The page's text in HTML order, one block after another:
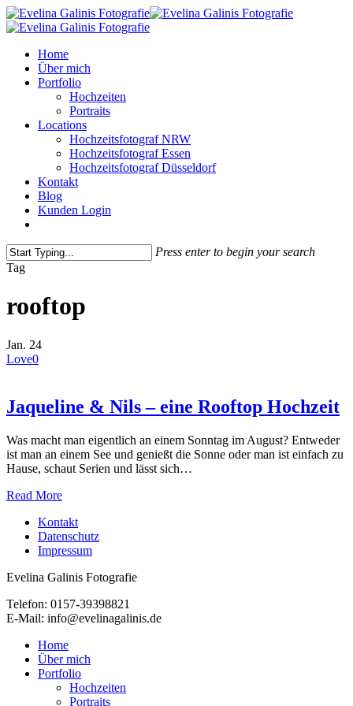
Skip
to
content
Menu
Home
Über mich
Portfolio
Hochzeiten
Portraits
Locations
Hochzeitsfotograf NRW
Hochzeitsfotograf Essen
Hochzeitsfotograf Düsseldorf
Kontakt
Blog
Kunden Login
Press enter to begin your search
Close
Tag
rooftop
Jan. 24
Love0
Jaqueline & Nils – eine Rooftop Hochzeit
Was macht man eigentlich an einem Sonntag im August? Entweder
ist man an einem See und genießt die Sonne oder man ist einfach zu
Hause, schaut Serien und lässt sich…
Read More
Kontakt
Datenschutz
Impressum
Evelina Galinis Fotografie
Telefon: 0157-39398821
E-Mail: info@evelinagalinis.de
Close
Menu
Home
Über mich
Portfolio
Hochzeiten
Portraits